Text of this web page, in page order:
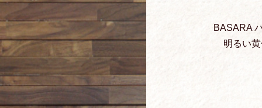
BASARA
明るい